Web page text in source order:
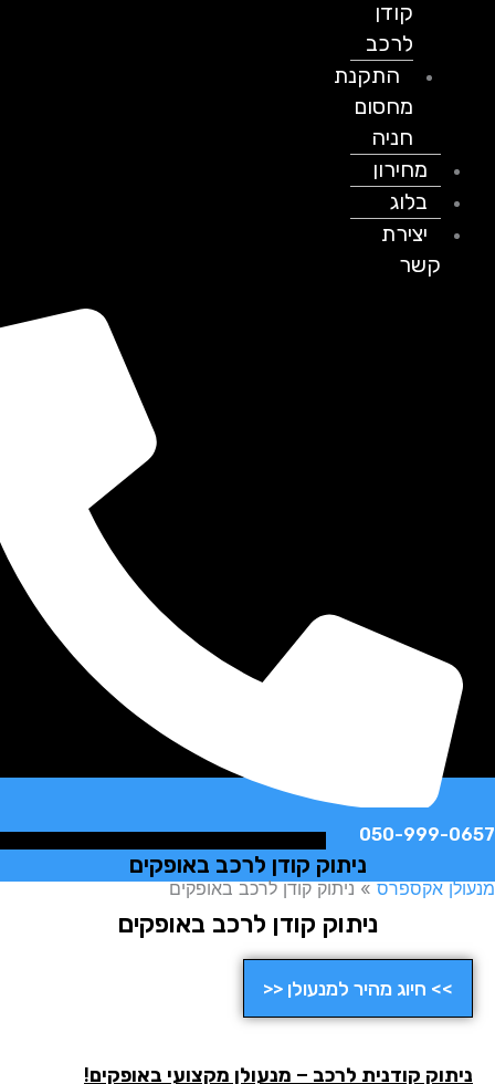
לרכב
התקנת
מחסום
חניה
מחירון
בלוג
יצירת
קשר
050-999-
ניתוק קודן לרכב באופקים
אקספרס»ניתוק קודן לרכב באופקים
ניתוק קודן לרכב באופקים
>> חיוג מהיר למנעולן <<
קודנית לרכב – מנעולן מקצועי באופקים!